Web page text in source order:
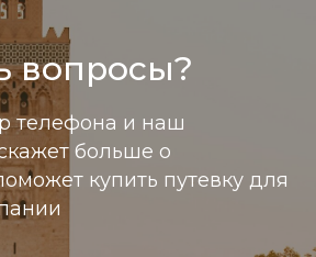
размещенная на сайте носит
вопросы?
телефона и наш
больше о
купить путевку для